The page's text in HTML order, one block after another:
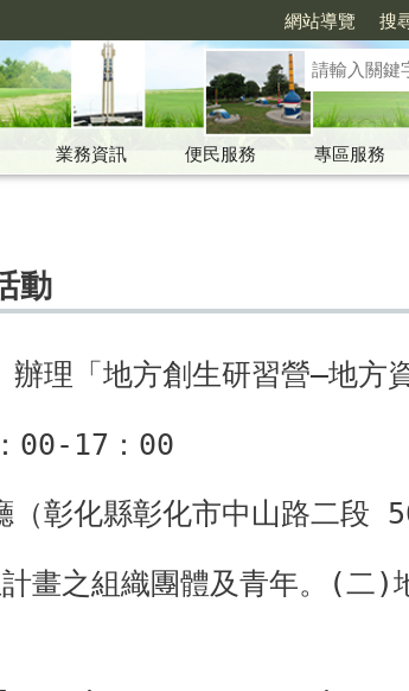
網站導覽 搜
業務資訊 便民服務
專區服務
動
理「地方創生研習營–地方
00-17：00
彰化縣彰化市中山路二段
畫之組織團體及青年。(二)